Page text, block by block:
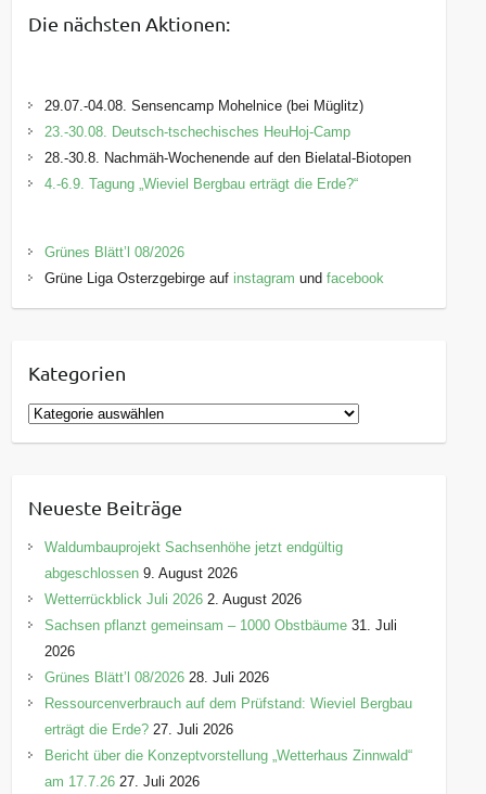
Die nächsten Aktionen:
29.07.-04.08. Sensencamp Mohelnice (bei Müglitz)
23.-30.08. Deutsch-tschechisches HeuHoj-Camp
28.-30.8. Nachmäh-Wochenende auf den Bielatal-Biotopen
4.-6.9. Tagung „Wieviel Bergbau erträgt die Erde?“
Grünes Blätt’l 08/2026
Grüne Liga Osterzgebirge auf instagram undfacebook
Kategorien
K
a
g
o
i
e
Neueste Beiträge
Waldumbauprojekt Sachsenhöhe jetzt endgültig
abgeschlossen 9. August 2026
Wetterrückblick Juli 2026 2. August 2026
Sachsen pflanzt gemeinsam – 1000 Obstbäume 31. Juli
2026
Grünes Blätt’l 08/2026 28. Juli 2026
Ressourcenverbrauch auf dem Prüfstand: Wieviel Bergbau
erträgt die Erde? 27. Juli 2026
Bericht über die Konzeptvorstellung „Wetterhaus Zinnwald“
am 17.7.26 27. Juli 2026